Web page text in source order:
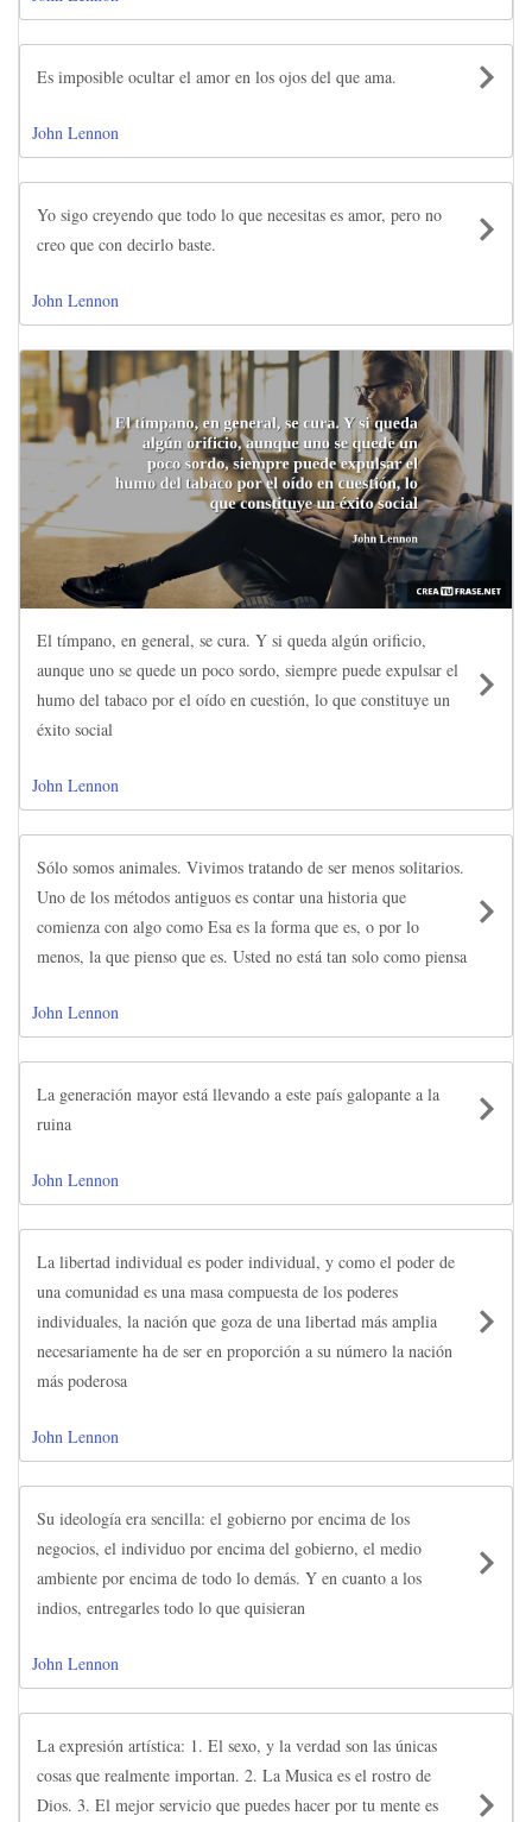
Es imposible ocultar el amor en los ojos del que ama.
John Lennon
Yo sigo creyendo que todo lo que necesitas es amor, pero no
creo que con decirlo baste.
John Lennon
El tímpano, en general, se cura. Y si queda algún orificio,
aunque uno se quede un poco sordo, siempre puede expulsar el
humo del tabaco por el oído en cuestión, lo que constituye un
éxito social
John Lennon
Sólo somos animales. Vivimos tratando de ser menos solitarios.
Uno de los métodos antiguos es contar una historia que
comienza con algo como Esa es la forma que es, o por lo
menos, la que pienso que es. Usted no está tan solo como piensa
John Lennon
La generación mayor está llevando a este país galopante a la
ruina
John Lennon
La libertad individual es poder individual, y como el poder de
una comunidad es una masa compuesta de los poderes
individuales, la nación que goza de una libertad más amplia
necesariamente ha de ser en proporción a su número la nación
más poderosa
John Lennon
Su ideología era sencilla: el gobierno por encima de los
negocios, el individuo por encima del gobierno, el medio
ambiente por encima de todo lo demás. Y en cuanto a los
indios, entregarles todo lo que quisieran
John Lennon
La expresión artística: 1. El sexo, y la verdad son las únicas
cosas que realmente importan. 2. La Musica es el rostro de
Dios. 3. El mejor servicio que puedes hacer por tu mente es